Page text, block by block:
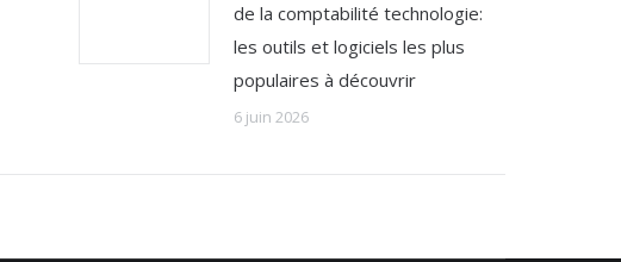
de la comptabilité technologie:
les outils et logiciels les plus
populaires à découvrir
6 juin 2026